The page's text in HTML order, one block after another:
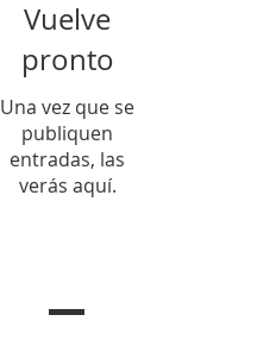
Vuelve
pronto
Una vez que se
publiquen
entradas, las
verás aquí.